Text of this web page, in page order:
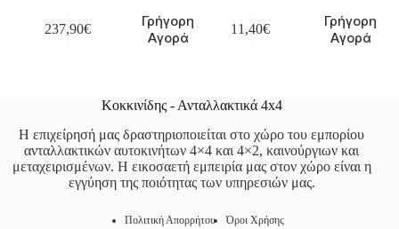
237,90€
Γρήγορη
Αγορά
11,40€
Γρήγορη
Αγορά
Κοκκινίδης - Ανταλλακτικά 4x4
Η επιχείρησή μας δραστηριοποιείται στο χώρο του εμπορίου
ανταλλακτικών αυτοκινήτων 4×4 και 4×2, καινούργιων και
μεταχειρισμένων. Η εικοσαετή εμπειρία μας στον χώρο είναι η
εγγύηση της ποιότητας των υπηρεσιών μας.
Πολιτική Απορρήτου Όροι Χρήσης